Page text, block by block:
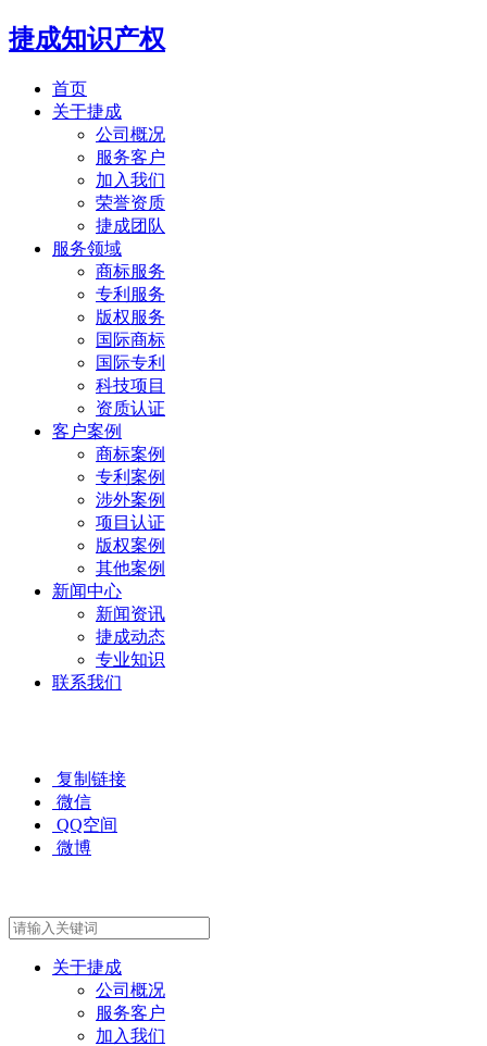
捷成知识产权
首页
关于捷成
公司概况
服务客户
加入我们
荣誉资质
捷成团队
服务领域
商标服务
专利服务
版权服务
国际商标
国际专利
科技项目
资质认证
客户案例
商标案例
专利案例
涉外案例
项目认证
版权案例
其他案例
新闻中心
新闻资讯
捷成动态
专业知识
联系我们
复制链接
微信
QQ空间
微博
关于捷成
公司概况
服务客户
加入我们